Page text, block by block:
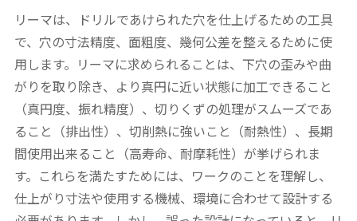
リーマは、ドリルであけられた穴を仕上げるための工具
で、穴の寸法精度、面粗度、幾何公差を整えるために使
用します。リーマに求められることは、下穴の歪みや曲
がりを取り除き、より真円に近い状態に加工できること
（真円度、振れ精度）、切りくずの処理がスムーズであ
ること（排出性）、切削熱に強いこと（耐熱性）、長期
間使用出来ること（高寿命、耐摩耗性）が挙げられま
す。これらを満たすためには、ワークのことを理解し、
仕上がり寸法や使用する機械、環境に合わせて設計する